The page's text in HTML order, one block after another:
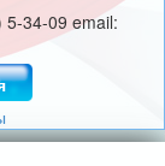
34-09 email: